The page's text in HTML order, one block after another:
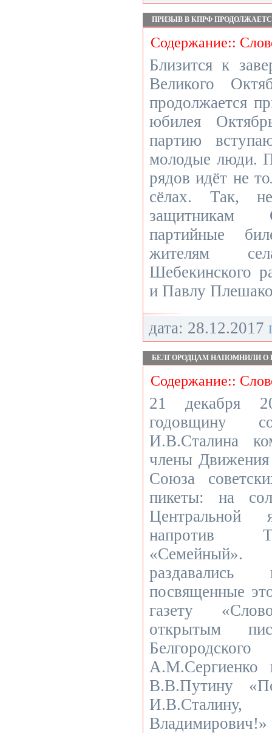
ПРИЗЫВ В КПРФ
Содержание::
Близится к
Великого
продолжается
юбилея
партию
молодые люди.
рядов идёт не
сёлах. Так,
защитникам
партийные
жителям
Шебекинского
и Павлу
дата: 28.12.2017
БЕЛГОРОДЦАМ НАПОМНИЛИ О
Содержание::
21 декабря
годовщину
И.В.Сталина
члены
Союза
пикеты: на
напротив
раздавались
посвященные
газету
открытым
А.М.Сергиенко
В.В.Путину
Владимирович!»